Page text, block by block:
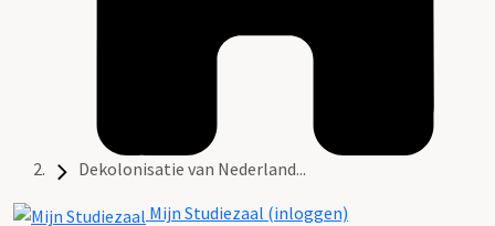
Dekolonisatie van Nederland...
Mijn Studiezaal (inloggen)